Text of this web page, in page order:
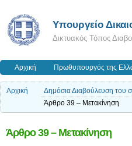
Υπουργείο
Δικτυακός Τόπος
Αρχική Πρωθυπουργός της
Αρχική
Δημόσια Διαβούλευση του
Άρθρο 39 – Μετακίνηση
Άρθρο 39 – Μετακίνηση